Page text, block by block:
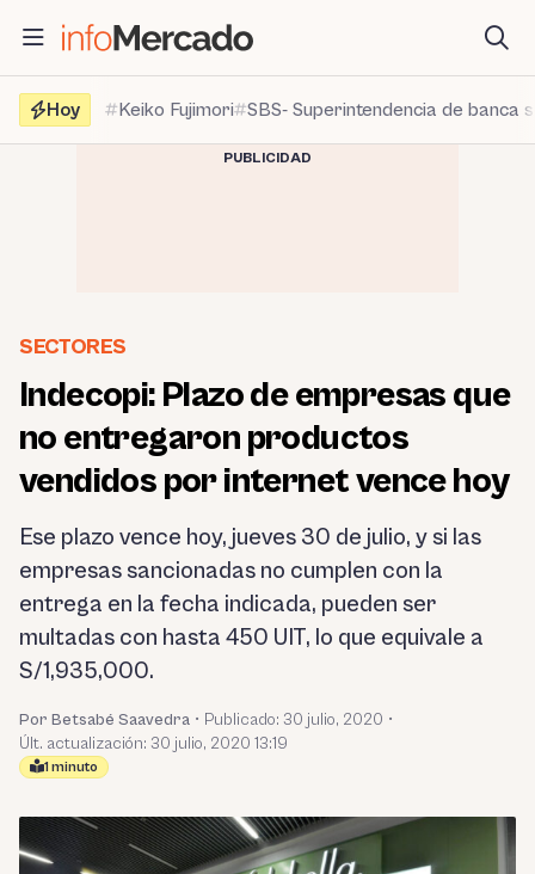
contenido
Hoy
Keiko Fujimori SBS- Superintendencia de banca
PUBLICIDAD
SECTORES
Indecopi: Plazo de empresas que
no entregaron productos
vendidos por internet vence hoy
Ese plazo vence hoy, jueves 30 de julio, y si las
empresas sancionadas no cumplen con la
entrega en la fecha indicada, pueden ser
multadas con hasta 450 UIT, lo que equivale a
S/1,935,000.
Por Betsabé Saavedra • Publicado: 30 julio, 2020 •
Últ. actualización: 30 julio, 2020 13:19
1 minuto